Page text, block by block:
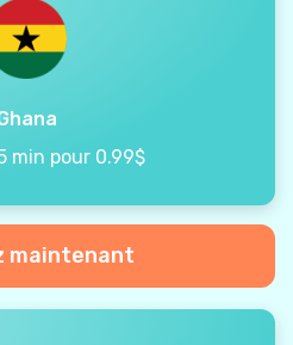
min pour 0.99$
maintenant